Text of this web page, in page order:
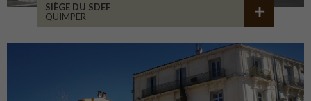
SIÈGE DU SDEF
QUIMPER